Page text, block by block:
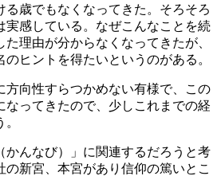
る歳でもなくなってきた。そろそろ
実感している。なぜこんなことを続
理由が分からなくなってきたが、
ヒントを得たいというのがある。
方向性すらつかめない有様で、この
なってきたので、少しこれまでの経
かんなび）」に関連するだろうと考
の新宮、本宮があり信仰の篤いとこ